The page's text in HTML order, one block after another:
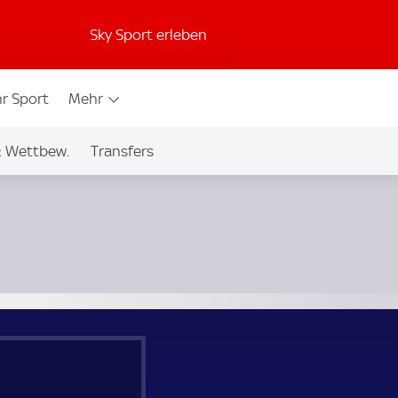
Sky Sport erleben
Sport Mehr
Wettbew. Transfers